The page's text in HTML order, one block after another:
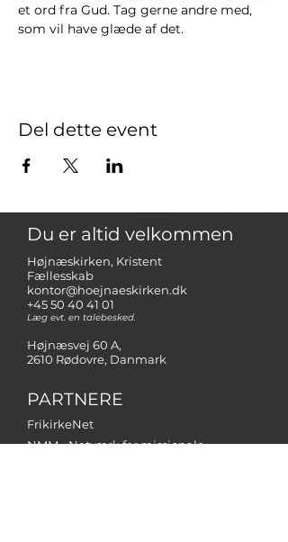
et ord fra Gud. Tag gerne andre med,
som vil have glæde af det.
Del dette event
Du er altid velkommen
Højnæskirken, Kristent
Fællesskab
kontor@hoejnaeskirken.dk
+45 50 40 41 01
Læg evt. en talebesked.
Højnæsvej 60 A,
2610 Rødovre, Danmark
PARTNERE
FrikirkeNet
NMM - Netværk for missionale